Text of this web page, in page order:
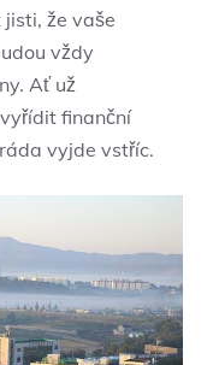
že vaše
vždy
Ať už
finanční
vyjde vstříc.